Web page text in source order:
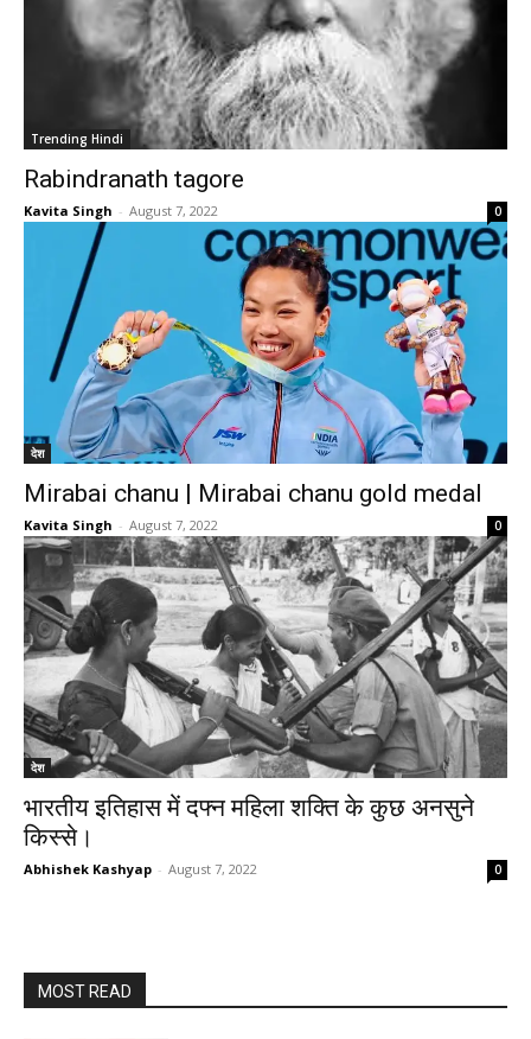
Trending Hindi
Rabindranath tagore
Kavita Singh - August 7, 2022 0
देश
Mirabai chanu | Mirabai chanu gold medal
Kavita Singh - August 7, 2022 0
देश
भारतीय इतिहास में दफ्न महिला शक्ति के कुछ अनसुने
किस्से।
Abhishek Kashyap - August 7, 2022 0
MOST READ